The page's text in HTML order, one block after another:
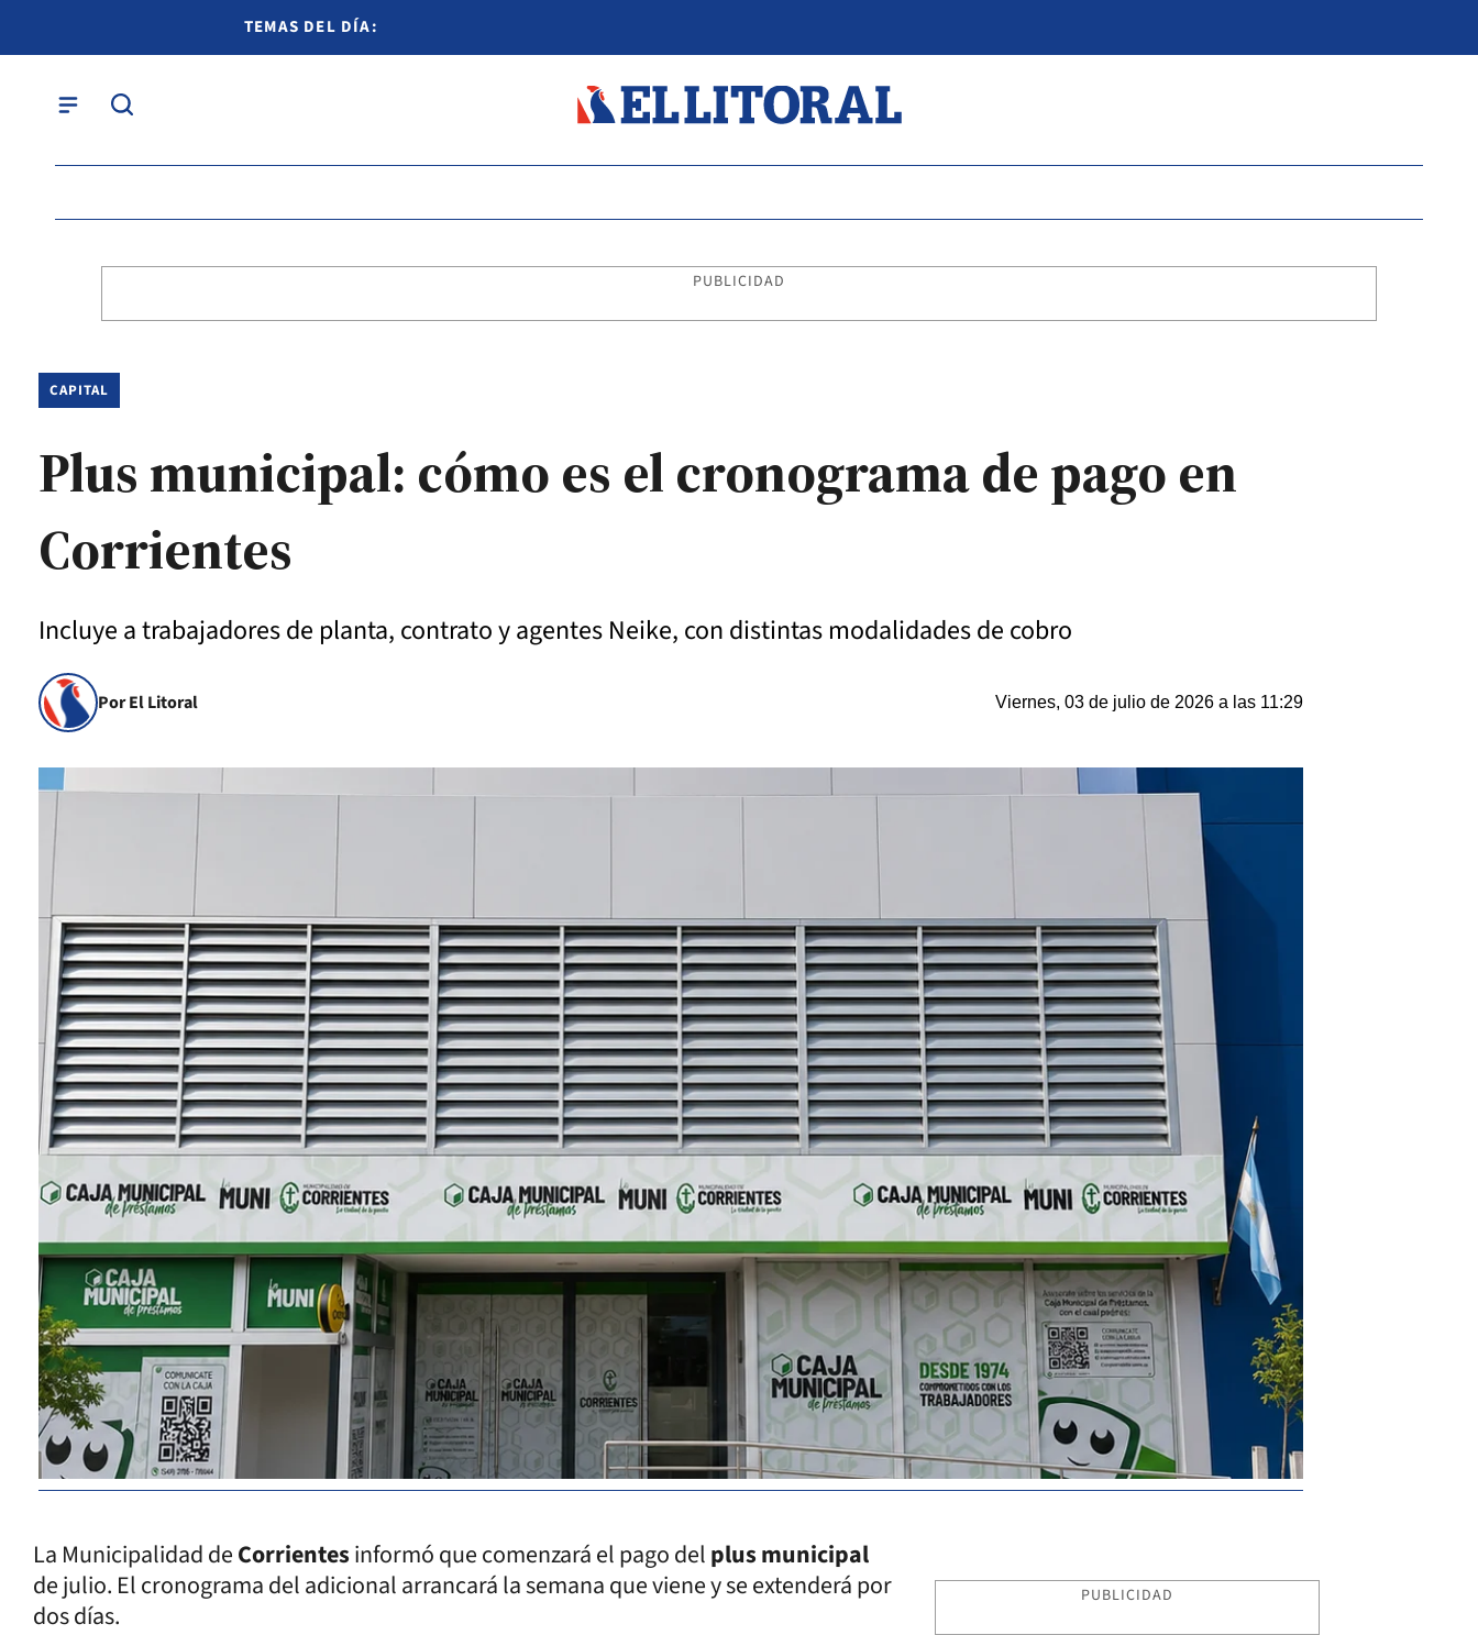
TEMAS DEL DÍA:
PUBLICIDAD
CAPITAL
Plus municipal: cómo es el cronograma de pago en
Corrientes
Incluye a trabajadores de planta, contrato y agentes Neike, con distintas modalidades de cobro
Por El Litoral Viernes, 03 de julio de 2026 a las 11:29
La Municipalidad deCorrientesinformó que comenzará el pago delplus municipal
de julio. El cronograma del adicional arrancará la semana que viene y se extenderá por
dos días.
PUBLICIDAD